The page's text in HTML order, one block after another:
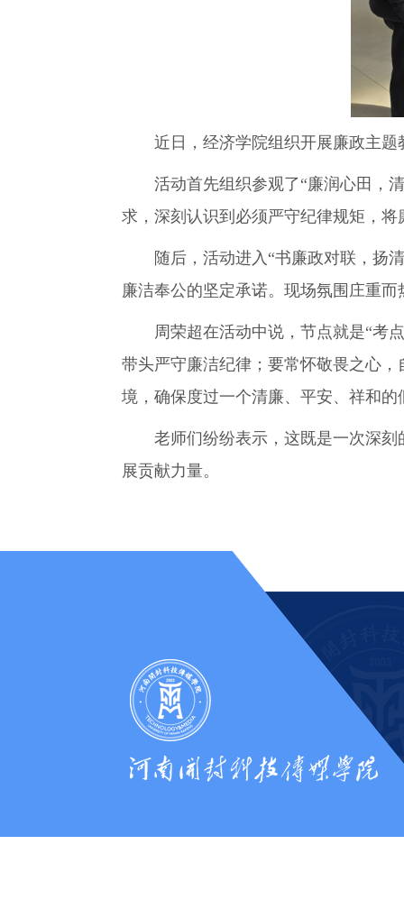
近日，经济学院组织开展廉政主题
活动首先组织参观了“廉润心田，清
求，深刻认识到必须严守纪律规矩，
随后，活动进入“书廉政对联，扬清
廉洁奉公的坚定承诺。现场氛围庄重而
周荣超在活动中说，节点就是“考点
带头严守廉洁纪律；要常怀敬畏之心
境，确保度过一个清廉、平安、祥和的
老师们纷纷表示，这既是一次深刻
展贡献力量。